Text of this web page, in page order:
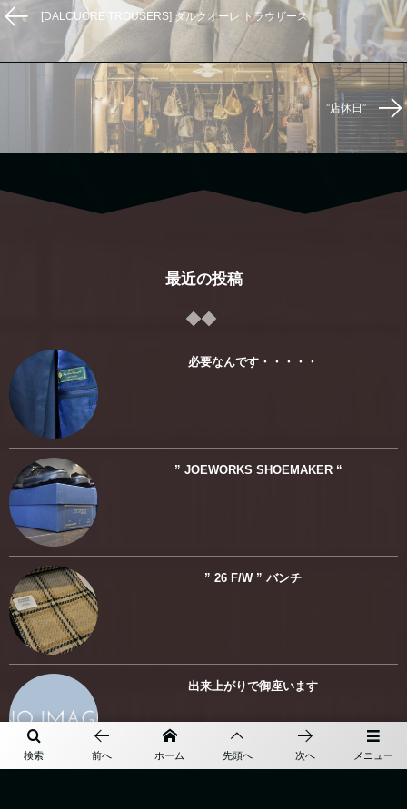
[DALCUORE TROUSERS] ダルクオーレ トラウザース
”店休日”
メニュー
検索 前へ ホーム 先頭へ 次へ
最近の投稿
必要なんです・・・・・
” JOEWORKS SHOEMAKER “
” 26 F/W ” バンチ
出来上がりで御座います